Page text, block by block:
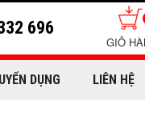
696
DỤNG LIÊN HỆ